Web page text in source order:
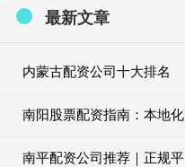
最新文章
内蒙古配资公司十大排名
南阳股票配资指南：本地
南平配资公司推荐｜正规